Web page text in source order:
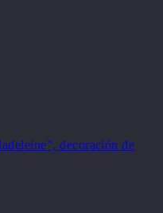
decoración de